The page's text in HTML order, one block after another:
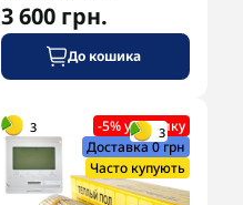
3 600 грн.
До кошика
3
-5% у кошику
Доставка 0 грн
Часто купують
3